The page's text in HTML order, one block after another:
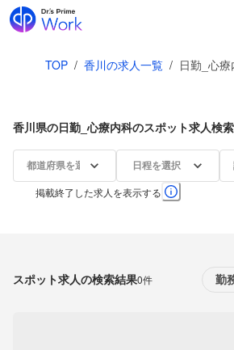
TOP / 香川の求人一覧 / 日勤_心
香川県の日勤_心療内科のスポット求人検索
都道府県を選択 日程を選択
掲載終了した求人を表示する
スポット求人の検索結果0件 勤